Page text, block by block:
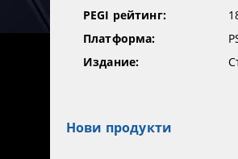
PEGI рейтинг:
Платформа:
Издание:
Нови продукти